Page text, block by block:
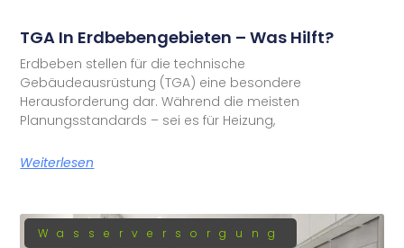
TGA In Erdbebengebieten – Was Hilft?
Erdbeben stellen für die technische
Gebäudeausrüstung (TGA) eine besondere
Herausforderung dar. Während die meisten
Planungsstandards – sei es für Heizung,
Weiterlesen
Wasserversorgung